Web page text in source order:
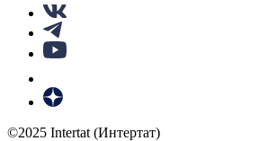
©2025 Intertat (Интертат)